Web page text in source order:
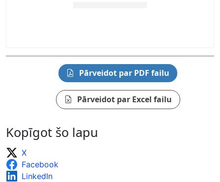
Pārveidot par PDF failu
Pārveidot par Excel failu
Kopīgot šo lapu
X
Facebook
LinkedIn